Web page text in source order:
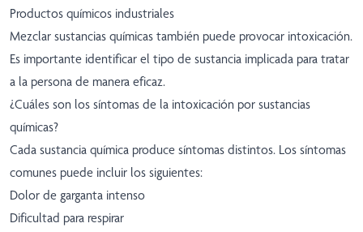
Productos químicos industriales
Mezclar sustancias químicas también puede provocar intoxicación.
Es importante identificar el tipo de sustancia implicada para tratar
a la persona de manera eficaz.
¿Cuáles son los síntomas de la intoxicación por sustancias
químicas?
Cada sustancia química produce síntomas distintos. Los síntomas
comunes puede incluir los siguientes:
Dolor de garganta intenso
Dificultad para respirar